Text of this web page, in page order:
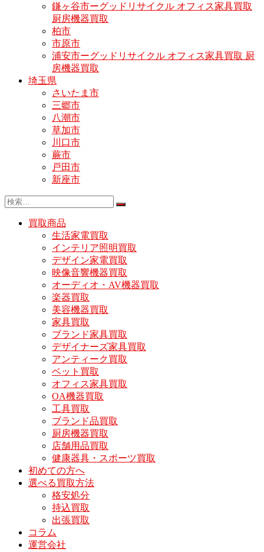
鎌ヶ谷市ーグッドリサイクル オフィス家具買取
厨房機器買取
柏市
市原市
浦安市ーグッドリサイクル オフィス家具買取 厨
房機器買取
埼玉県
さいたま市
三郷市
八潮市
草加市
川口市
蕨市
戸田市
新座市
買取商品
生活家電買取
インテリア照明買取
デザイン家電買取
映像音響機器買取
オーディオ・AV機器買取
楽器買取
美容機器買取
家具買取
ブランド家具買取
デザイナーズ家具買取
アンティーク買取
ベット買取
オフィス家具買取
OA機器買取
工具買取
ブランド品買取
厨房機器買取
店舗用品買取
健康器具・スポーツ買取
初めての方へ
選べる買取方法
格安処分
持込買取
出張買取
コラム
運営会社